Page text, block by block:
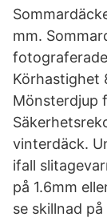
mm.
Körhastighet
Mönsterdjup
vinterdäck.
ifall
på 1.6mm
se skillnad